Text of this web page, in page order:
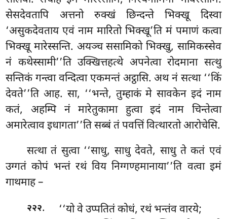
सेसदेवतापि अत्तनो रुक्खं छिन्दन्ते भिक्खू दिस्वा
‘असुकदेवताय एवं नाम मारितो भिक्खू’ति मं पमाणं कत्वा
भिक्खू मारेस्सन्ति. अयञ्च ससामिको भिक्खु, सामिकस्सेव
नं कथेस्सामी’’ति उक्खित्तहत्थे अपनेत्वा रोदमाना सत्थु
सन्तिकं गन्त्वा वन्दित्वा एकमन्तं अट्ठासि. अथ नं सत्था ‘‘किं
देवते’’ति आह. सा, ‘‘भन्ते, तुम्हाकं मे सावकेन इदं नाम
कतं, अहम्पि नं मारेतुकामा हुत्वा इदं नाम चिन्तेत्वा
अमारेत्वाव इधागता’’ति सब्बं तं पवत्तिं वित्थारतो आरोचेसि.
सत्था तं सुत्वा ‘‘साधु, साधु देवते, साधु ते कतं एवं
उग्गतं कोपं भन्तं रथं विय निग्गण्हमानाया’’ति वत्वा इमं
गाथमाह –
२२२.
‘‘यो वे उप्पतितं कोधं, रथं भन्तंव वारये;